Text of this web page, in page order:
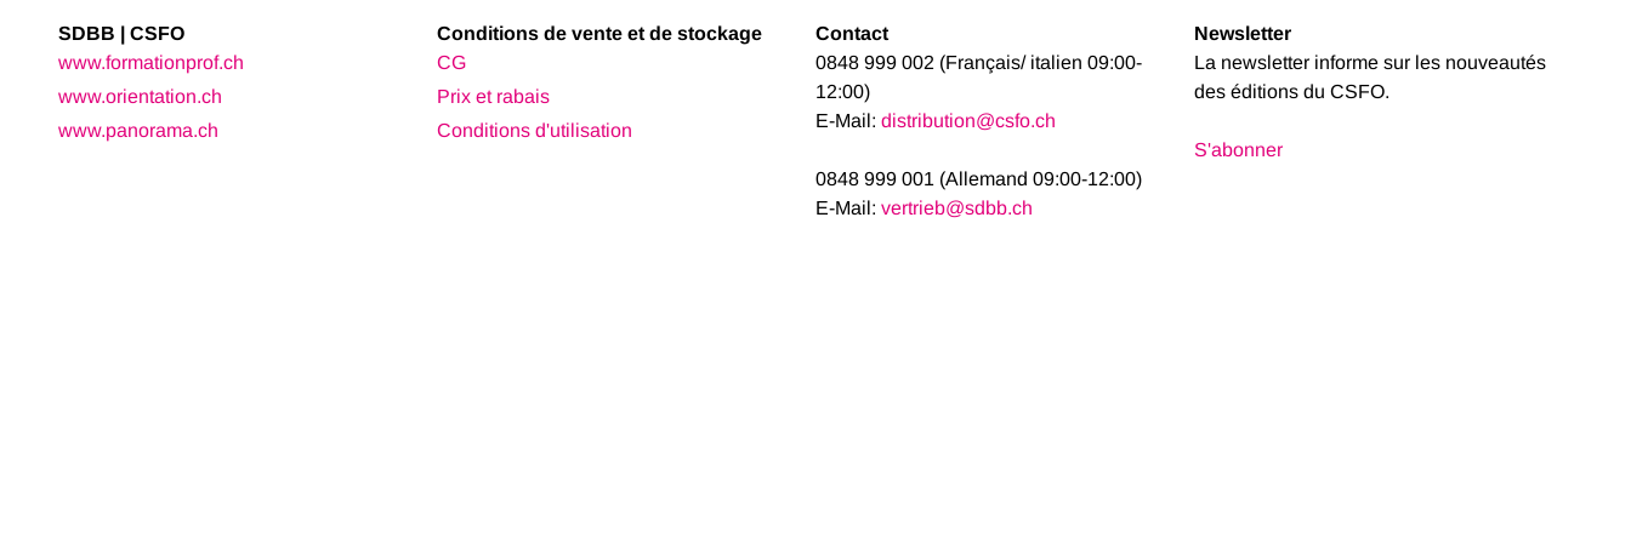
SDBB | CSFO
www.formationprof.ch
www.orientation.ch
www.panorama.ch
Conditions de vente et de stockage
CG
Prix et rabais
Conditions d'utilisation
Contact
0848 999 002 (Français/ italien 09:00-
12:00)
E-Mail: distribution@csfo.ch
0848 999 001 (Allemand 09:00-12:00)
E-Mail: vertrieb@sdbb.ch
Newsletter
La newsletter informe sur les nouveautés
des éditions du CSFO.
S'abonner